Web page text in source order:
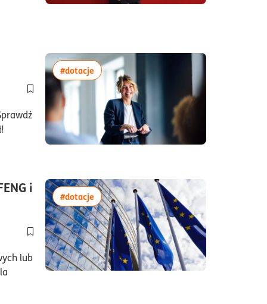
czytania15minuty
Dodaj do półki/usuń z półki artykuł Dotacje dla firm z sektora
#dotacjewięcej artykułów z tagiem:#dotacje
i
Dodaj do półki/usuń z półki artykuł Dotacje unijne dla firm –
lub
#dotacjewięcej artykułów z tagiem:#dotacje